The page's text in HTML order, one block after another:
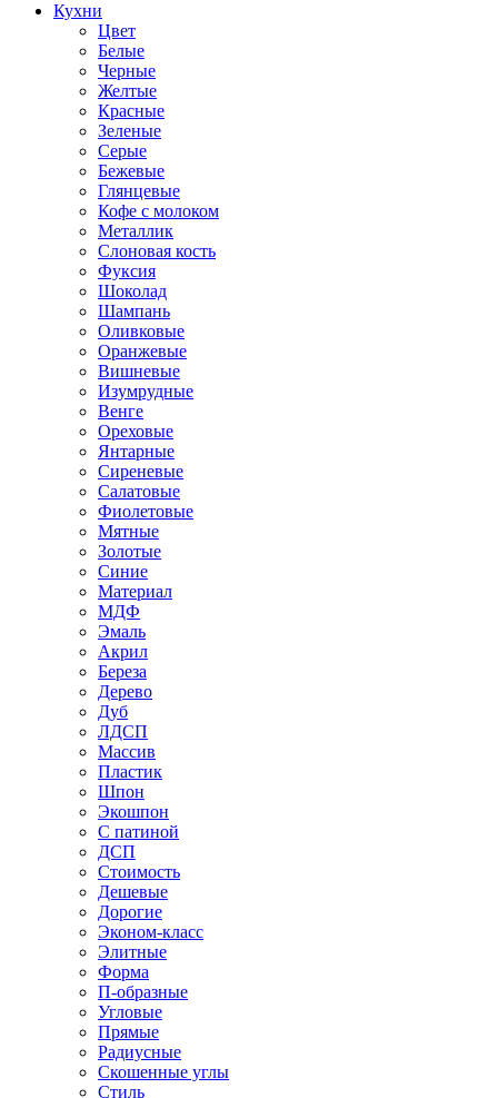
Кухни
Цвет
Белые
Черные
Желтые
Красные
Зеленые
Серые
Бежевые
Глянцевые
Кофе с молоком
Металлик
Слоновая кость
Фуксия
Шоколад
Шампань
Оливковые
Оранжевые
Вишневые
Изумрудные
Венге
Ореховые
Янтарные
Сиреневые
Салатовые
Фиолетовые
Мятные
Золотые
Синие
Материал
МДФ
Эмаль
Акрил
Береза
Дерево
Дуб
ЛДСП
Массив
Пластик
Шпон
Экошпон
С патиной
ДСП
Стоимость
Дешевые
Дорогие
Эконом-класс
Элитные
Форма
П-образные
Угловые
Прямые
Радиусные
Скошенные углы
Стиль